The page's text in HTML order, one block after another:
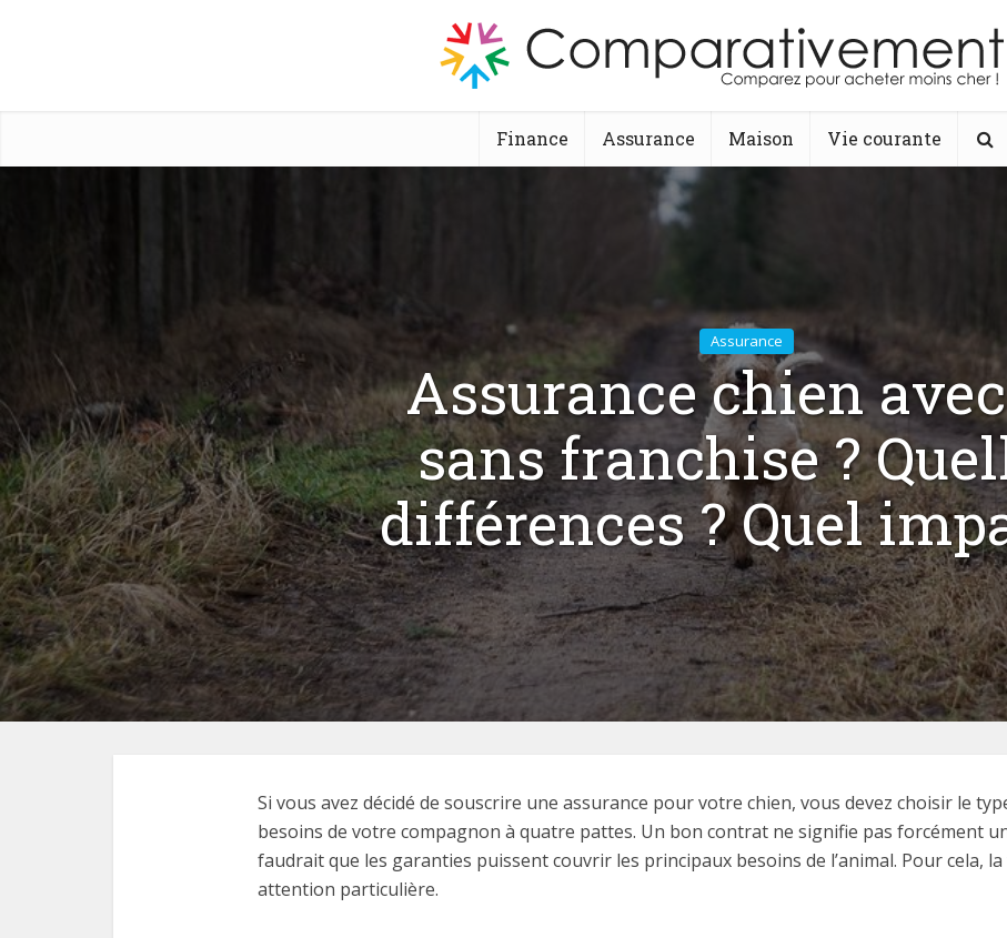
Finance Assurance Maison Vie courante
Assurance
Assurance chien
sans franchise ?
différences ? Quel
Si vous avez décidé de souscrire une assurance pour votre chien, vous devez choisir le
besoins de votre compagnon à quatre pattes. Un bon contrat ne signifie pas forcément
faudrait que les garanties puissent couvrir les principaux besoins de l’animal. Pour cela,
attention particulière.